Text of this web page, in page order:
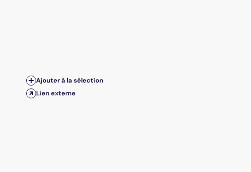
Ajouter à la sélection
Lien externe